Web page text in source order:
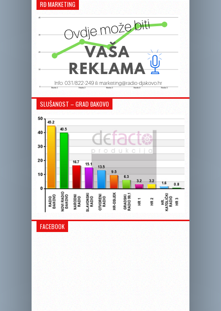
RĐ MARKETING
SLUŠANOST – GRAD ĐAKOVO
FACEBOOK